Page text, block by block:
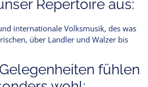
Repertoire aus:
internationale Volksmusik, des was
über Landler und Walzer bis
fühlen